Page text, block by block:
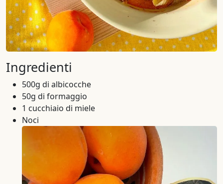
Ingredienti
500g di albicocche
50g di formaggio
1 cucchiaio di miele
Noci